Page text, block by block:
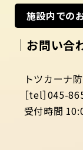
施設内での
｜お問い合
トツカーナ
［tel］045-
受付時間